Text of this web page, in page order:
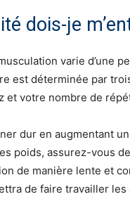
dois-je
varie d’une
est déterminée par
et votre nombre de
dur en augmentant
poids, assurez-vous
de manière lente et
de faire travailler les